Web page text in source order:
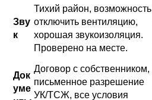
Зву
к
Тихий район, возможность
отключить вентиляцию,
хорошая звукоизоляция.
Проверено на месте.
Док
уме
Договор с собственником,
письменное разрешение
УК/ТСЖ, все условия